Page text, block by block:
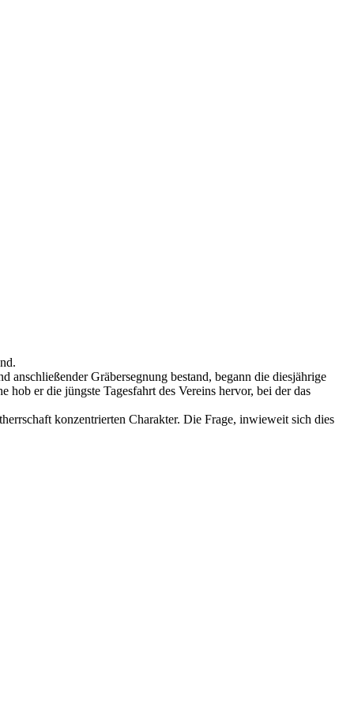
Gräbersegnung bestand, begann die diesjährige
hob er die jüngste Tagesfahrt des Vereins hervor, bei der das
konzentrierten Charakter. Die Frage, inwieweit sich dies